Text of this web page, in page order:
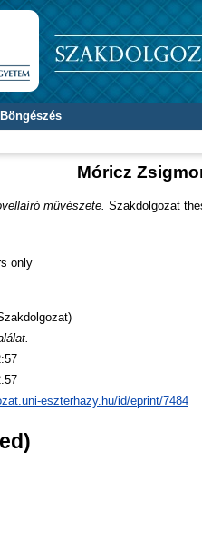
Böngészés
Móricz
művészete. Szakdolgozat
only
eszterhazy.hu/id/eprint/7484